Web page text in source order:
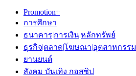
Promotion+
การศึกษา
ธนาคาร|การเงิน|หลักทรัพย์
ธุรกิจ|ตลาด|โฆษณา|อุตสาหกรรม
ยานยนต์
สังคม บันเทิง กอสซิป